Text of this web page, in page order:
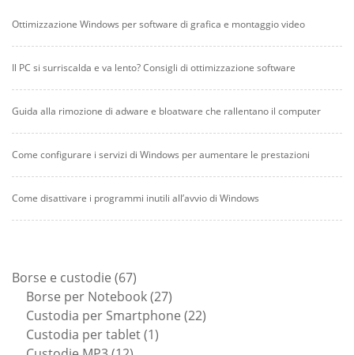
Ottimizzazione Windows per software di grafica e montaggio video
Il PC si surriscalda e va lento? Consigli di ottimizzazione software
Guida alla rimozione di adware e bloatware che rallentano il computer
Come configurare i servizi di Windows per aumentare le prestazioni
Come disattivare i programmi inutili all’avvio di Windows
Borse e custodie 6767
prodotti
Borse per Notebook 2727
prodotti
Custodia per Smartphone 2222
Custodia per tablet 11